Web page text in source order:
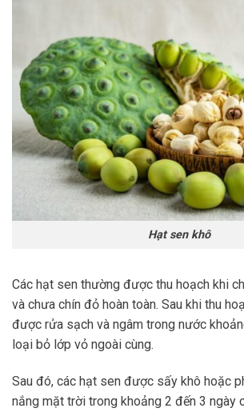
Hạt sen khô
Các hạt sen thường được thu hoạch khi
và chưa chín đỏ hoàn toàn. Sau khi thu
được rửa sạch và ngâm trong nước
loại bỏ lớp vỏ ngoài cùng.
Sau đó, các hạt sen được sấy khô hoặc
nắng mặt trời trong khoảng 2 đến 3 ngày